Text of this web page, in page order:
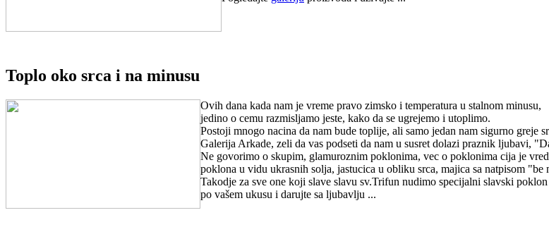
Toplo oko srca i na minusu
Ovih dana kada nam je vreme pravo zimsko i temperatura u stalnom minusu,
jedino o cemu razmisljamo jeste, kako da se ugrejemo i utoplimo.
Postoji mnogo nacina da nam bude toplije, ali samo jedan nam sigurno greje
Galerija Arkade, zeli da vas podseti da nam u susret dolazi praznik ljubavi,
Ne govorimo o skupim, glamuroznim poklonima, vec o poklonima cija je
poklona u vidu ukrasnih solja, jastucica u obliku srca, majica sa natpisom
Takodje za sve one koji slave slavu sv.Trifun nudimo specijalni slavski
po vašem ukusu i darujte sa ljubavlju ...